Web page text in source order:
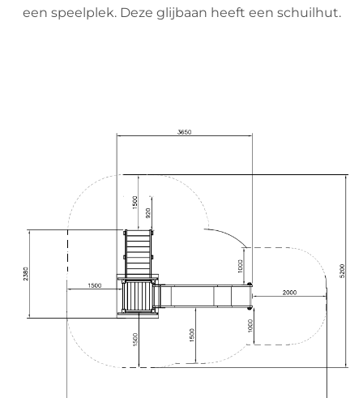
een speelplek. Deze glijbaan heeft een schuilhut.